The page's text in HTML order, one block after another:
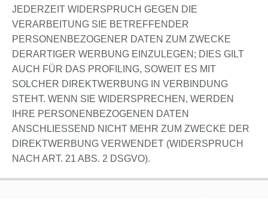
JEDERZEIT WIDERSPRUCH GEGEN DIE
VERARBEITUNG SIE BETREFFENDER
PERSONENBEZOGENER DATEN ZUM ZWECKE
DERARTIGER WERBUNG EINZULEGEN; DIES GILT
AUCH FÜR DAS PROFILING, SOWEIT ES MIT
SOLCHER DIREKTWERBUNG IN VERBINDUNG
STEHT. WENN SIE WIDERSPRECHEN, WERDEN
IHRE PERSONENBEZOGENEN DATEN
ANSCHLIESSEND NICHT MEHR ZUM ZWECKE DER
DIREKTWERBUNG VERWENDET (WIDERSPRUCH
NACH ART. 21 ABS. 2 DSGVO).